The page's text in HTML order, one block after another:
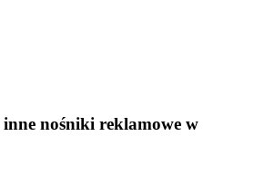
nośniki reklamowe w